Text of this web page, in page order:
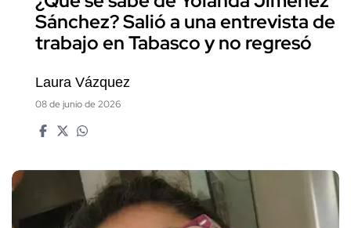
Sánchez? Salió a una entrevista de
trabajo en Tabasco y no regresó
Laura Vázquez
08 de junio de 2026